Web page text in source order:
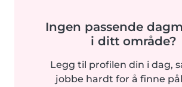
Ingen passende
i ditt område?
Legg til profilen din i dag,
jobbe hardt for å finne